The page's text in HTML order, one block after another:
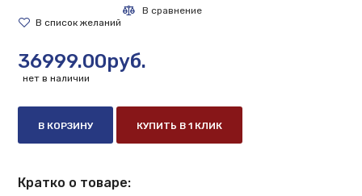
36999.00руб.
нет в наличии
В КОРЗИНУ КУПИТЬ В 1 КЛИК
Кратко о товаре: